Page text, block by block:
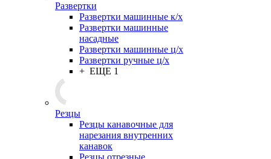
Развертки
Развертки машинные к/х
Развертки машинные
насадные
Развертки машинные ц/х
Развертки ручные ц/х
+ ЕЩЕ 1
Резцы
Резцы канавочные для
нарезания внутренних
канавок
Резцы отрезные